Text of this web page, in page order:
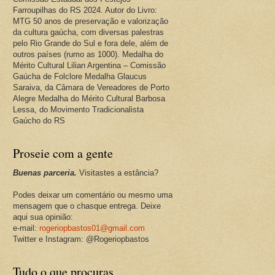
Farroupilhas do RS 2024. Autor do Livro:
MTG 50 anos de preservação e valorização
da cultura gaúcha, com diversas palestras
pelo Rio Grande do Sul e fora dele, além de
outros países (rumo as 1000). Medalha do
Mérito Cultural Lilian Argentina – Comissão
Gaúcha de Folclore Medalha Glaucus
Saraiva, da Câmara de Vereadores de Porto
Alegre Medalha do Mérito Cultural Barbosa
Lessa, do Movimento Tradicionalista
Gaúcho do RS
Proseie com a gente
Buenas parceria. Visitastes a estância?
Podes deixar um comentário ou mesmo uma
mensagem que o chasque entrega. Deixe
aqui sua opinião:
e-mail: rogeriopbastos01@gmail.com
Twitter e Instagram: @Rogeriopbastos
Tudo o que procuras